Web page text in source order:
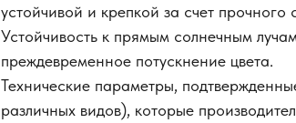
устойчивой и крепкой за счет прочного
Устойчивость к прямым солнечным
преждевременное потускнение цвета.
Технические параметры,
различных видов), которые